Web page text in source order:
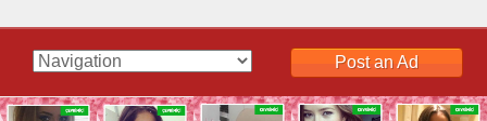
Post an Ad